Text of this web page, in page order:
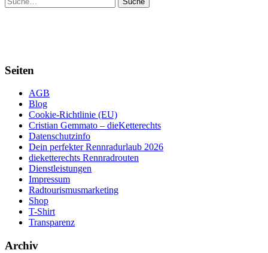
Seiten
AGB
Blog
Cookie-Richtlinie (EU)
Cristian Gemmato – dieKetterechts
Datenschutzinfo
Dein perfekter Rennradurlaub 2026
dieketterechts Rennradrouten
Dienstleistungen
Impressum
Radtourismusmarketing
Shop
T-Shirt
Transparenz
Archiv